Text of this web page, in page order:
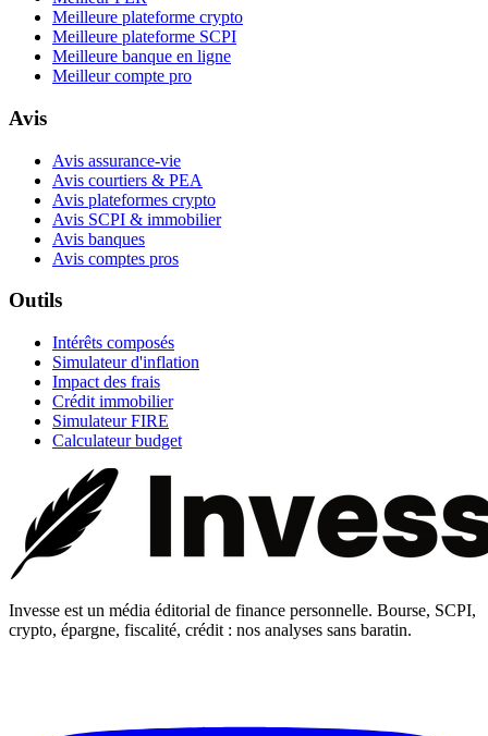
Meilleure plateforme crypto
Meilleure plateforme SCPI
Meilleure banque en ligne
Meilleur compte pro
Avis
Avis assurance-vie
Avis courtiers & PEA
Avis plateformes crypto
Avis SCPI & immobilier
Avis banques
Avis comptes pros
Outils
Intérêts composés
Simulateur d'inflation
Impact des frais
Crédit immobilier
Simulateur FIRE
Calculateur budget
Invesse est un média éditorial de finance personnelle. Bourse, SCPI,
crypto, épargne, fiscalité, crédit : nos analyses sans baratin.